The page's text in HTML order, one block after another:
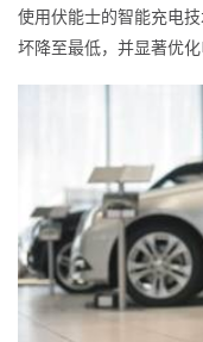
使用伏能士的智能充电
坏降至最低，并显著优